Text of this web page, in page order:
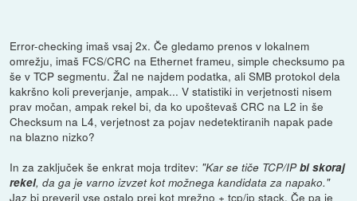
Error-checking imaš vsaj 2x. Če gledamo prenos v lokalnem
omrežju, imaš FCS/CRC na Ethernet frameu, simple checksumo pa
še v TCP segmentu. Žal ne najdem podatka, ali SMB protokol dela
kakršno koli preverjanje, ampak... V statistiki in verjetnosti nisem
prav močan, ampak rekel bi, da ko upoštevaš CRC na L2 in še
Checksum na L4, verjetnost za pojav nedetektiranih napak pade
na blazno nizko?
In za zaključek še enkrat moja trditev: "Kar se tiče TCP/IPbi skoraj
rekel, da ga je varno izvzet kot možnega kandidata za napako."
Jaz bi preveril vse ostalo prej kot mrežno + tcp/ip stack. Če pa je